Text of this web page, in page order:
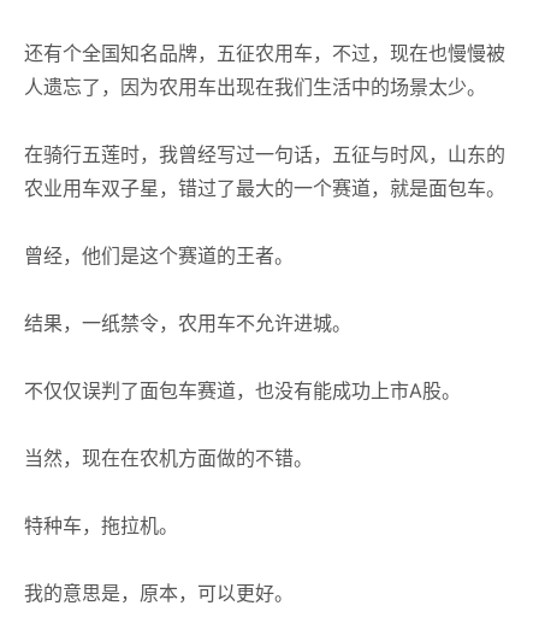
还有个全国知名品牌，五征农用车，不过，现在也慢慢被
人遗忘了，因为农用车出现在我们生活中的场景太少。
在骑行五莲时，我曾经写过一句话，五征与时风，山东的
农业用车双子星，错过了最大的一个赛道，就是面包车。
曾经，他们是这个赛道的王者。
结果，一纸禁令，农用车不允许进城。
不仅仅误判了面包车赛道，也没有能成功上市A股。
当然，现在在农机方面做的不错。
特种车，拖拉机。
我的意思是，原本，可以更好。